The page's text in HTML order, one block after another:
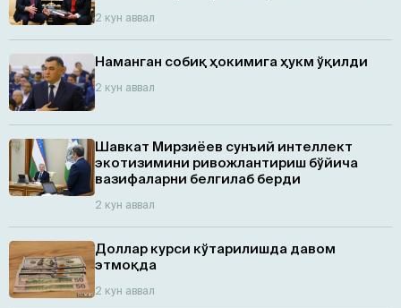
2 кун аввал
Наманган собиқ ҳокимига ҳукм ўқилди
2 кун аввал
Шавкат Мирзиёев сунъий интеллект
экотизимини ривожлантириш бўйича
вазифаларни белгилаб берди
2 кун аввал
Доллар курси кўтарилишда давом
этмоқда
2 кун аввал